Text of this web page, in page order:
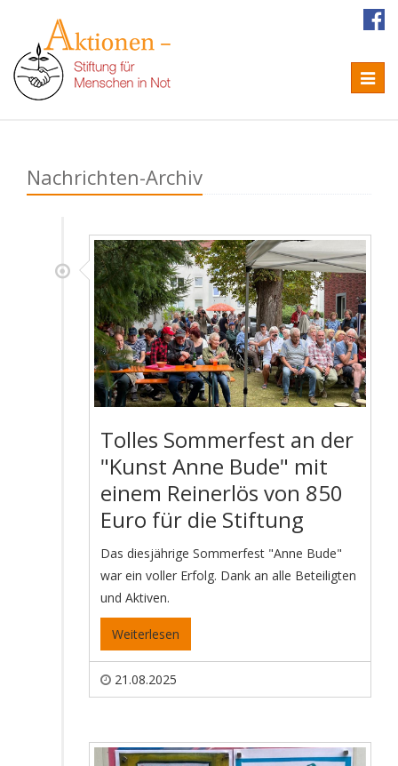
Nachrichten-Archiv
Tolles Sommerfest an der
"Kunst Anne Bude" mit
einem Reinerlös von 850
Euro für die Stiftung
Das diesjährige Sommerfest "Anne Bude"
war ein voller Erfolg. Dank an alle Beteiligten
und Aktiven.
Weiterlesen
21.08.2025